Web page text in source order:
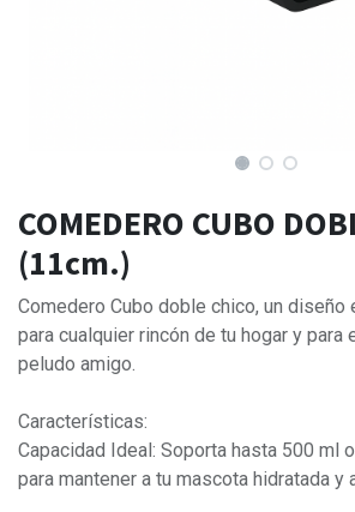
COMEDERO CUBO
(11cm.)
Comedero Cubo doble chico, un
para cualquier rincón de tu hogar y para
peludo amigo.
Características:
Capacidad Ideal: Soporta hasta 500 ml
para mantener a tu mascota hidratada y